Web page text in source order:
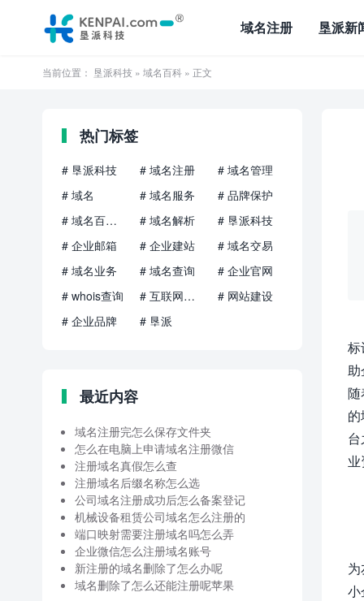
域名注册 垦派新
当前位置： 垦派科技 » 域名百科 » 正文
标
助
小
热门标签
# 垦派科技 # 域名注册
# 域名管理
# 域名
# 域名服务
# 品牌保护
# 域名百科知识
# 域名解析
# 垦派科技
# 企业邮箱
# 企业建站
# 域名交易
# 域名业务
# 域名查询
# 企业官网
# whois查询
# 互联网品牌
# 网站建设
# 企业品牌
# 垦派
最近内容
域名注册完怎么保存文件夹
怎么在电脑上申请域名注册微信
注册域名真假怎么查
注册域名后缀名称怎么选
公司域名注册成功后怎么备案登记
机械设备租赁公司域名怎么注册的
端口映射需要注册域名吗怎么弄
企业微信怎么注册域名账号
新注册的域名删除了怎么办呢
域名删除了怎么还能注册呢苹果